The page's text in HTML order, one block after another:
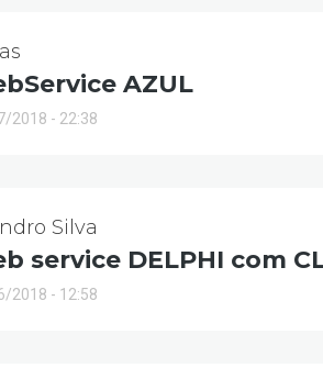
AZUL
2018 - 22:38
Silva
service DELPHI com
2018 - 12:58